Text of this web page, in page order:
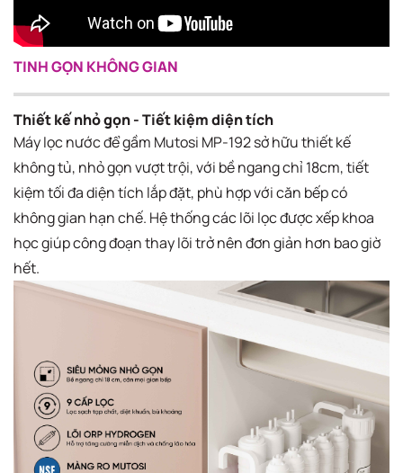
TINH GỌN KHÔNG GIAN
Thiết kế nhỏ gọn - Tiết kiệm diện tích
Máy lọc nước để gầm Mutosi MP-192 sở hữu thiết kế
không tủ, nhỏ gọn vượt trội, với bề ngang chỉ 18cm, tiết
kiệm tối đa diện tích lắp đặt, phù hợp với căn bếp có
không gian hạn chế. Hệ thống các lõi lọc được xếp khoa
học giúp công đoạn thay lõi trở nên đơn giản hơn bao giờ
hết.